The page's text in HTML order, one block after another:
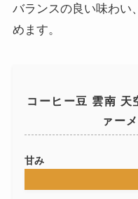
バランスの良い味わい
めます。
コーヒー豆 雲南 天
ァー
甘み